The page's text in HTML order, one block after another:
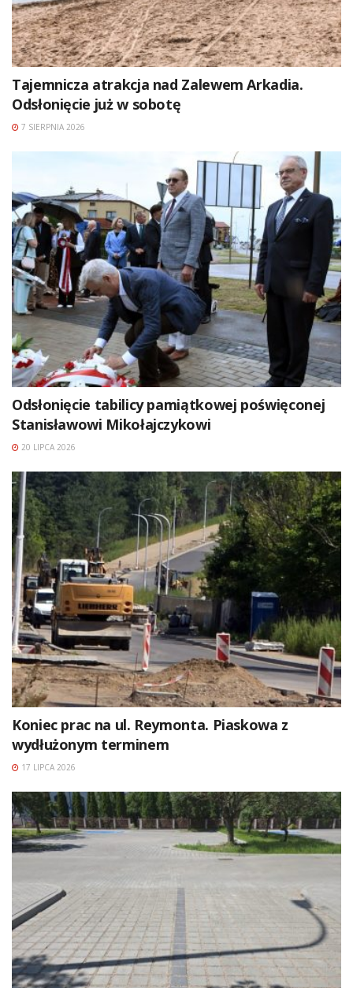
Tajemnicza atrakcja nad Zalewem Arkadia.
Odsłonięcie już w sobotę
7 SIERPNIA 2026
Odsłonięcie tabilicy pamiątkowej poświęconej
Stanisławowi Mikołajczykowi
20 LIPCA 2026
Koniec prac na ul. Reymonta. Piaskowa z
wydłużonym terminem
17 LIPCA 2026